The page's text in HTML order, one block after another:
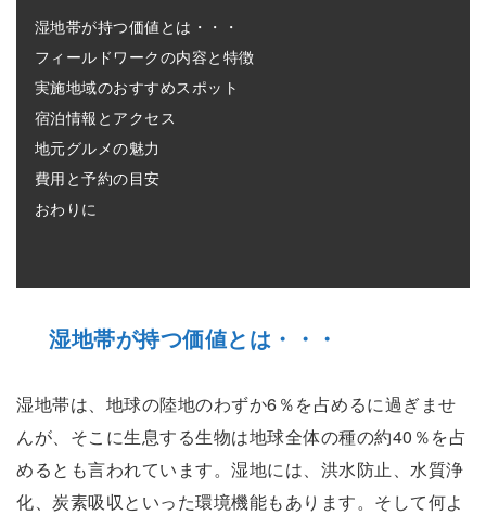
湿地帯が持つ価値とは・・・
フィールドワークの内容と特徴
実施地域のおすすめスポット
宿泊情報とアクセス
地元グルメの魅力
費用と予約の目安
おわりに
湿地帯が持つ価値とは・・・
湿地帯は、地球の陸地のわずか6％を占めるに過ぎませ
んが、そこに生息する生物は地球全体の種の約40％を占
めるとも言われています。湿地には、洪水防止、水質浄
化、炭素吸収といった環境機能もあります。そして何よ